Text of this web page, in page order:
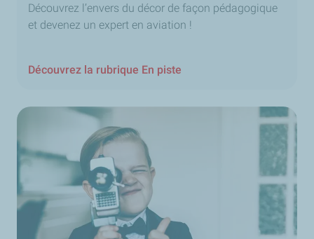
Découvrez l’envers du décor de façon pédagogique
et devenez un expert en aviation !
Découvrez la rubrique En piste